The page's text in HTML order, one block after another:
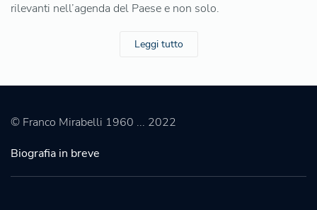
rilevanti nell’agenda del Paese e non solo.
Leggi tutto
© Franco Mirabelli 1960 ... 2022
Biografia in breve